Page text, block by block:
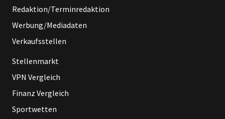
Redaktion/Terminredaktion
Werbung/Mediadaten
Verkaufsstellen
Stellenmarkt
VPN Vergleich
Finanz Vergleich
Sportwetten